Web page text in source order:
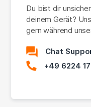
Du bist dir
deinem Gerät?
gern während
Chat
+49 6224